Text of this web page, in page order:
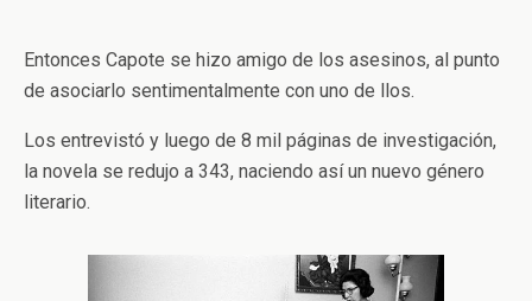
Entonces Capote se hizo amigo de los asesinos, al punto
de asociarlo sentimentalmente con uno de llos.
Los entrevistó y luego de 8 mil páginas de investigación,
la novela se redujo a 343, naciendo así un nuevo género
literario.